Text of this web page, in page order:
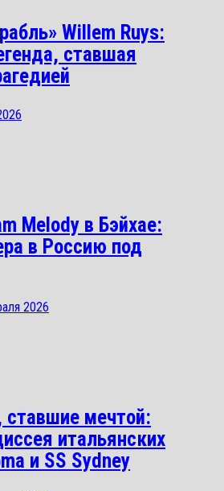
Willem Ruys:
ставшая
Melody в Бэйхае:
в Россию под
2026
ставшие мечтой:
итальянских
и SS Sydney